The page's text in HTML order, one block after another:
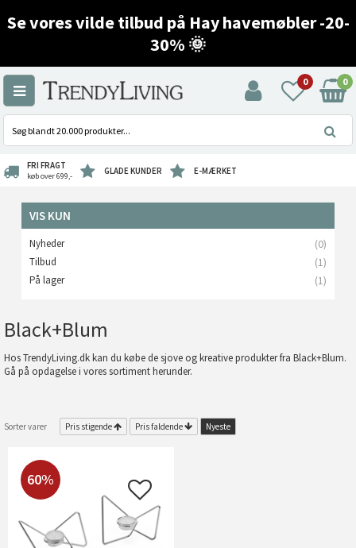
Se vores vilde tilbud på Hay havemøbler -20-
30% 🌞
0 0
FRI FRAGT
køb over 699,- GLADE KUNDER E-MÆRKET
VIS KUN
Nyheder (0)
Tilbud (1)
På lager (1)
Black+Blum
Hos TrendyLiving.dk kan du købe de sjove og kreative produkter fra Black+Blum.
Gå på opdagelse i vores sortiment herunder.
Sorter varer Pris stigende Pris faldende Nyeste
60%